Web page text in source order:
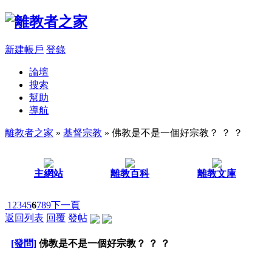
新建帳戶 登錄
論壇
搜索
幫助
導航
離教者之家 » 基督宗教 » 佛教是不是一個好宗教？ ？ ？
主網站 離教百科 離教文庫
1 23456789下一頁
返回列表 回覆 發帖
[發問] 佛教是不是一個好宗教？ ？ ？